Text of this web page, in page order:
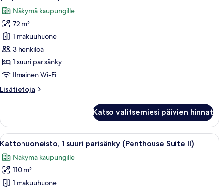
(Urban
Suite)
huonetyypin
Sviitti,
1
suuri
parisänky,
tupakointi
kielletty,
(Supreme
Näkymä kaupungille
72 m²
1 makuuhuone
3 henkilöä
1 suuri parisänky
Ilmainen Wi-Fi
Lisätietoja
Lisätietoja
suuri
parisänky,
tupakointi
kulmassa
(Supreme
Suite)
Katso valitsemiesi päivien hinnat
Avaa
kaikki
huonetyypin
Kattohuoneisto,
Moderni sisustus, jossa on kaareva
6
Kattohuoneisto, 1 suuri parisänky (Penthouse Suite II)
Näkymä kaupungille
110 m²
1 makuuhuone